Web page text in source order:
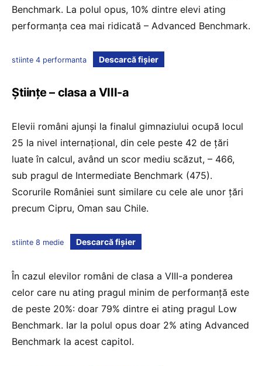
Benchmark. La polul opus, 10% dintre elevi ating
performanța cea mai ridicată – Advanced Benchmark.
stiinte 4 performanta Descarcă fișier
Științe – clasa a VIII-a
Elevii români ajunși la finalul gimnaziului ocupă locul
25 la nivel internațional, din cele peste 42 de țări
luate în calcul, având un scor mediu scăzut, – 466,
sub pragul de Intermediate Benchmark (475).
Scorurile României sunt similare cu cele ale unor țări
precum Cipru, Oman sau Chile.
stiinte 8 medie Descarcă fișier
În cazul elevilor români de clasa a VIII-a ponderea
celor care nu ating pragul minim de performanță este
de peste 20%: doar 79% dintre ei ating pragul Low
Benchmark. Iar la polul opus doar 2% ating Advanced
Benchmark la acest capitol.